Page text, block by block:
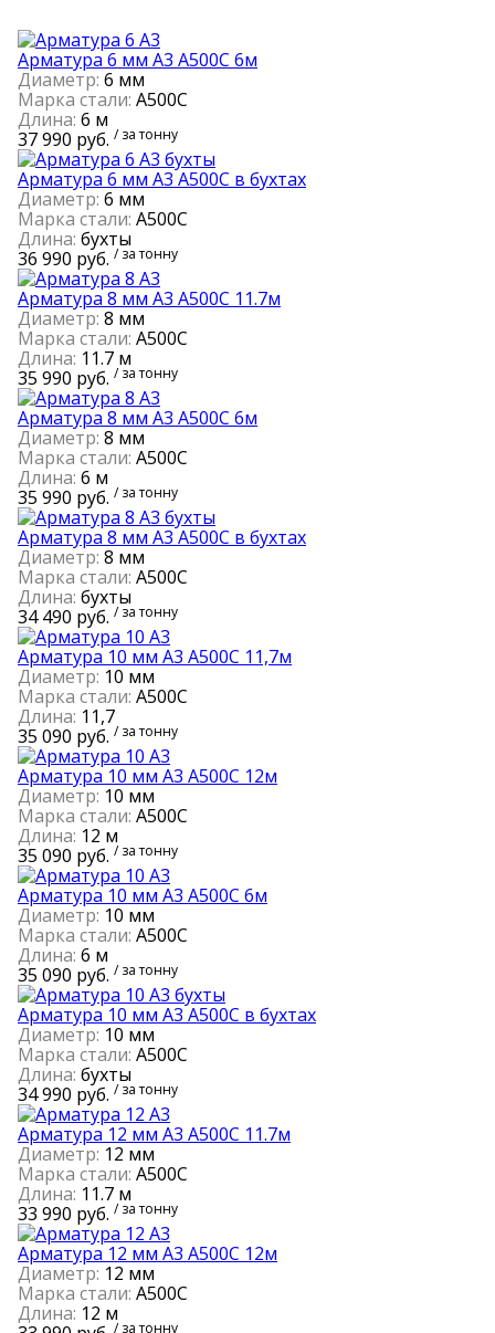
Арматура 6 мм А3 А500С 6м
Диаметр: 6 мм
Марка стали: А500С
Длина: 6 м
37 990 руб. / за тонну
Арматура 6 мм А3 А500С в бухтах
Диаметр: 6 мм
Марка стали: А500С
Длина: бухты
36 990 руб. / за тонну
Арматура 8 мм А3 А500С 11.7м
Диаметр: 8 мм
Марка стали: А500С
Длина: 11.7 м
35 990 руб. / за тонну
Арматура 8 мм А3 А500С 6м
Диаметр: 8 мм
Марка стали: А500С
Длина: 6 м
35 990 руб. / за тонну
Арматура 8 мм А3 А500С в бухтах
Диаметр: 8 мм
Марка стали: А500С
Длина: бухты
34 490 руб. / за тонну
Арматура 10 мм А3 А500С 11,7м
Диаметр: 10 мм
Марка стали: А500С
Длина: 11,7
35 090 руб. / за тонну
Арматура 10 мм А3 А500С 12м
Диаметр: 10 мм
Марка стали: А500С
Длина: 12 м
35 090 руб. / за тонну
Арматура 10 мм А3 А500С 6м
Диаметр: 10 мм
Марка стали: А500С
Длина: 6 м
35 090 руб. / за тонну
Арматура 10 мм А3 А500С в бухтах
Диаметр: 10 мм
Марка стали: А500С
Длина: бухты
34 990 руб. / за тонну
Арматура 12 мм А3 А500С 11.7м
Диаметр: 12 мм
Марка стали: А500С
Длина: 11.7 м
33 990 руб. / за тонну
Арматура 12 мм А3 А500С 12м
Диаметр: 12 мм
Марка стали: А500С
Длина: 12 м
/ за тонну